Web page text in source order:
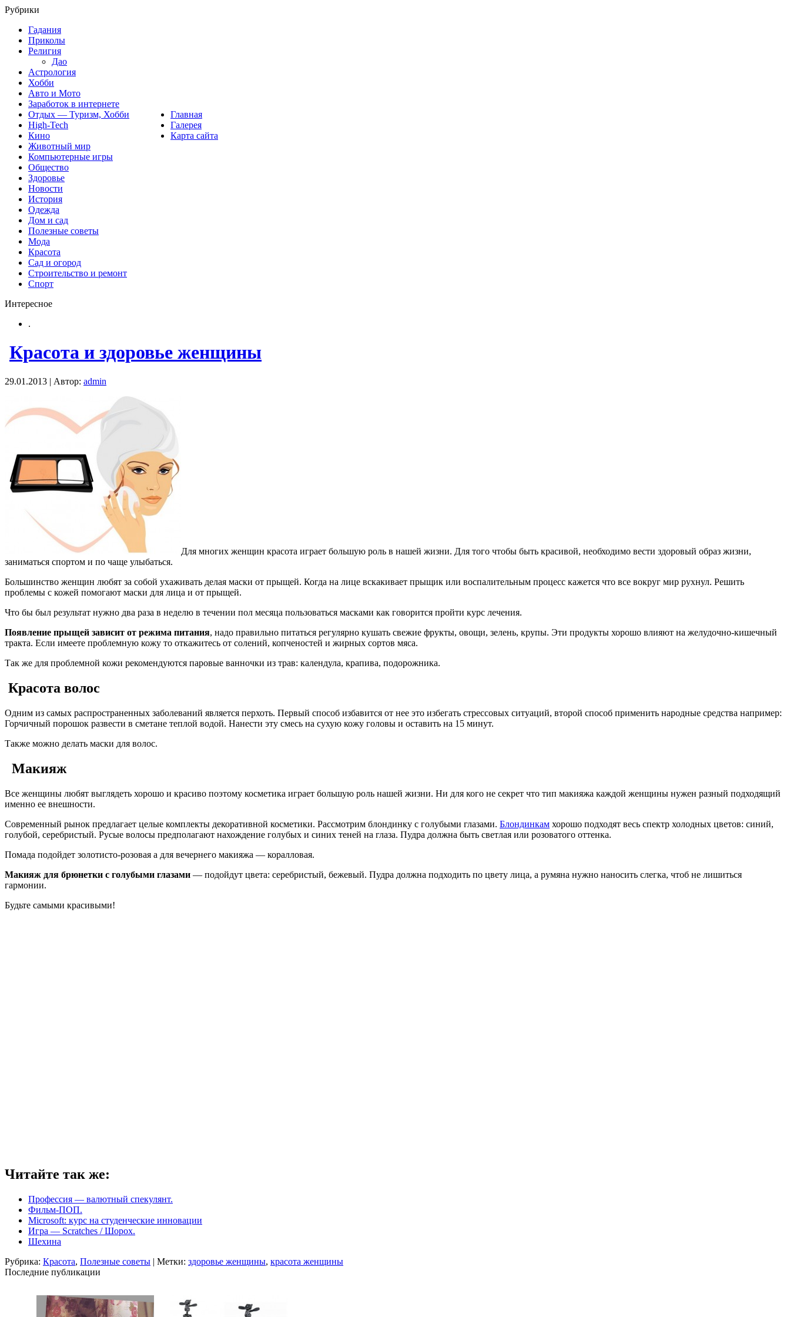
Главная
Галерея
Карта сайта
Рубрики
Гадания
Приколы
Религия
Дао
Астрология
Хобби
Авто и Мото
Заработок в интернете
Отдых — Туризм, Хобби
High-Tech
Кино
Животный мир
Компьютерные игры
Общество
Здоровье
Новости
История
Одежда
Дом и сад
Полезные советы
Мода
Красота
Сад и огород
Строительство и ремонт
Спорт
Интересное
.
Красота и здоровье женщины
29.01.2013 | Автор: admin
Для многих женщин красота играет большую роль в нашей жизни. Для того чтобы быть красивой, необходимо вести здоровый образ жизни,
заниматься спортом и по чаще улыбаться.
Большинство женщин любят за собой ухаживать делая маски от прыщей. Когда на лице вскакивает прыщик или воспалительным процесс кажется что все вокруг мир рухнул. Решить
проблемы с кожей помогают маски для лица и от прыщей.
Что бы был результат нужно два раза в неделю в течении пол месяца пользоваться масками как говорится пройти курс лечения.
Появление прыщей зависит от режима питания, надо правильно питаться регулярно кушать свежие фрукты, овощи, зелень, крупы. Эти продукты хорошо влияют на желудочно-кишечный
тракта. Если имеете проблемную кожу то откажитесь от солений, копченостей и жирных сортов мяса.
Так же для проблемной кожи рекомендуются паровые ванночки из трав: календула, крапива, подорожника.
Красота волос
Одним из самых распространенных заболеваний является перхоть. Первый способ избавится от нее это избегать стрессовых ситуаций, второй способ применить народные средства например:
Горчичный порошок развести в сметане теплой водой. Нанести эту смесь на сухую кожу головы и оставить на 15 минут.
Также можно делать маски для волос.
Макияж
Все женщины любят выглядеть хорошо и красиво поэтому косметика играет большую роль нашей жизни. Ни для кого не секрет что тип макияжа каждой женщины нужен разный подходящий
именно ее внешности.
Современный рынок предлагает целые комплекты декоративной косметики. Рассмотрим блондинку с голубыми глазами. Блондинкам хорошо подходят весь спектр холодных цветов: синий,
голубой, серебристый. Русые волосы предполагают нахождение голубых и синих теней на глаза. Пудра должна быть светлая или розоватого оттенка.
Помада подойдет золотисто-розовая а для вечернего макияжа — коралловая.
Макияж для брюнетки с голубыми глазами — подойдут цвета: серебристый, бежевый. Пудра должна подходить по цвету лица, а румяна нужно наносить слегка, чтоб не лишиться
гармонии.
Будьте самыми красивыми!
Читайте так же:
Профессия — валютный спекулянт.
Фильм-ПОП.
Microsoft: курс на студенческие инновации
Игра — Scratches / Шорох.
Шехина
Рубрика: Красота, Полезные советы | Метки: здоровье женщины, красота женщины
Последние публикации